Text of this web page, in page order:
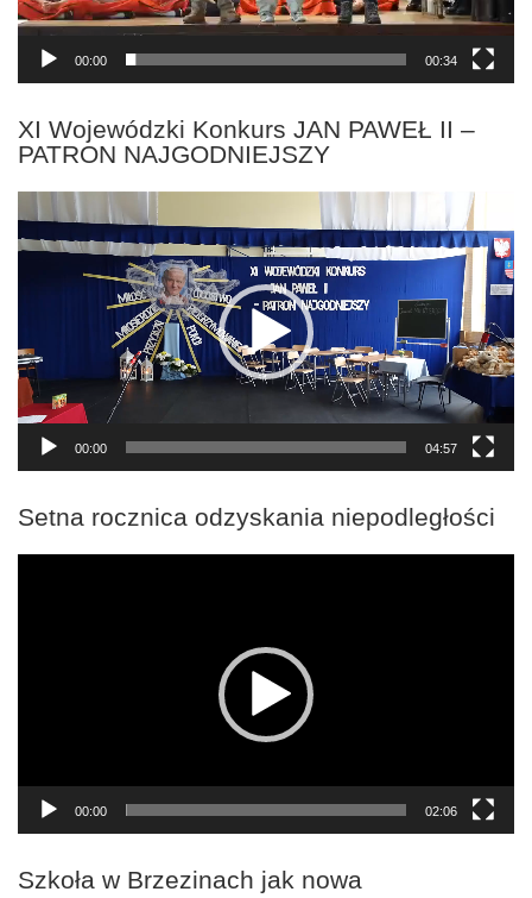
00:00 00:34
XI Wojewódzki Konkurs JAN PAWEŁ II –
PATRON NAJGODNIEJSZY
Odtwarzacz
video
00:00 04:57
Setna rocznica odzyskania niepodległości
00:00 02:06
Szkoła w Brzezinach jak nowa